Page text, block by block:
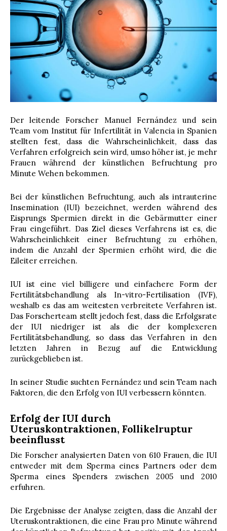
Der leitende Forscher Manuel Fernández und sein
Team vom Institut für Infertilität in Valencia in Spanien
stellten fest, dass die Wahrscheinlichkeit, dass das
Verfahren erfolgreich sein wird, umso höher ist, je mehr
Frauen während der künstlichen Befruchtung pro
Minute Wehen bekommen.
Bei der künstlichen Befruchtung, auch als intrauterine
Insemination (IUI) bezeichnet, werden während des
Eisprungs Spermien direkt in die Gebärmutter einer
Frau eingeführt. Das Ziel dieses Verfahrens ist es, die
Wahrscheinlichkeit einer Befruchtung zu erhöhen,
indem die Anzahl der Spermien erhöht wird, die die
Eileiter erreichen.
IUI ist eine viel billigere und einfachere Form der
Fertilitätsbehandlung als In-vitro-Fertilisation (IVF),
weshalb es das am weitesten verbreitete Verfahren ist.
Das Forscherteam stellt jedoch fest, dass die Erfolgsrate
der IUI niedriger ist als die der komplexeren
Fertilitätsbehandlung, so dass das Verfahren in den
letzten Jahren in Bezug auf die Entwicklung
zurückgeblieben ist.
In seiner Studie suchten Fernández und sein Team nach
Faktoren, die den Erfolg von IUI verbessern könnten.
Erfolg der IUI durch
Uteruskontraktionen, Follikelruptur
beeinflusst
Die Forscher analysierten Daten von 610 Frauen, die IUI
entweder mit dem Sperma eines Partners oder dem
Sperma eines Spenders zwischen 2005 und 2010
erfuhren.
Die Ergebnisse der Analyse zeigten, dass die Anzahl der
Uteruskontraktionen, die eine Frau pro Minute während